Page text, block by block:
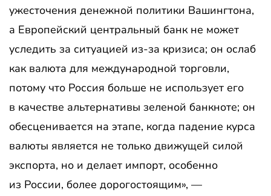
ужесточения денежной политики Вашингтона,
а Европейский центральный банк не может
уследить за ситуацией из-за кризиса; он ослаб
как валюта для международной торговли,
потому что Россия больше не использует его
в качестве альтернативы зеленой банкноте; он
обесценивается на этапе, когда падение курса
валюты является не только движущей силой
экспорта, но и делает импорт, особенно
из России, более дорогостоящим», —